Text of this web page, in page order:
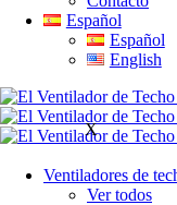
Español
Español
English
X
Ventiladores de
Ver todos